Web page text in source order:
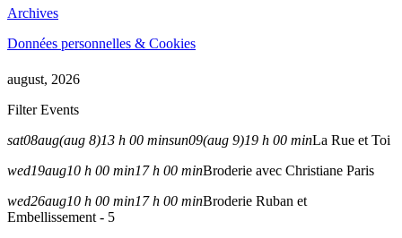
Archives
Données personnelles & Cookies
august, 2026
Filter Events
sat08aug(aug 8)13 h 00 minsun09(aug 9)19 h 00 minLa Rue et Toi
wed19aug10 h 00 min17 h 00 minBroderie avec Christiane Paris
wed26aug10 h 00 min17 h 00 minBroderie Ruban et
Embellissement - 5